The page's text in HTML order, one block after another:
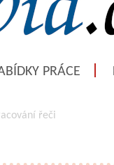
PRÁCE
řeči